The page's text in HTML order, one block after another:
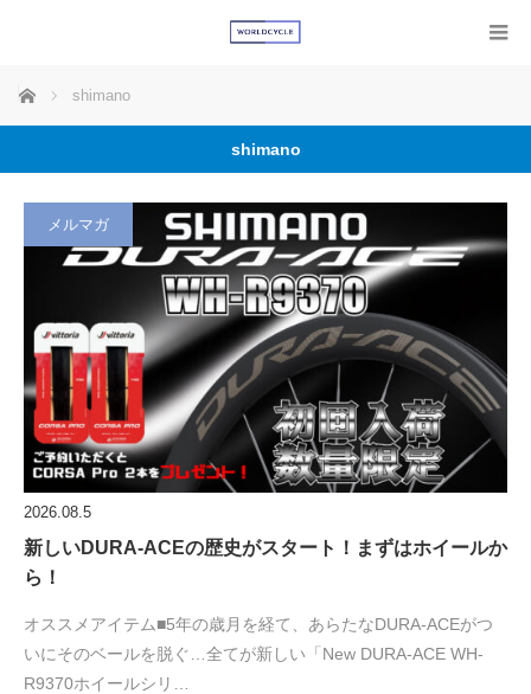
ホーム shimano
shimano
メルマガ
2026.08.5
新しいDURA-ACEの歴史がスタート！まずはホイールか
ら！
オススメアイテム■5年の歳月を経て、あらたなDURA-ACEがつ
いにそのベールを脱ぐ…全てが新しい「New DURA-ACE WH-
R9370ホイールシリ…